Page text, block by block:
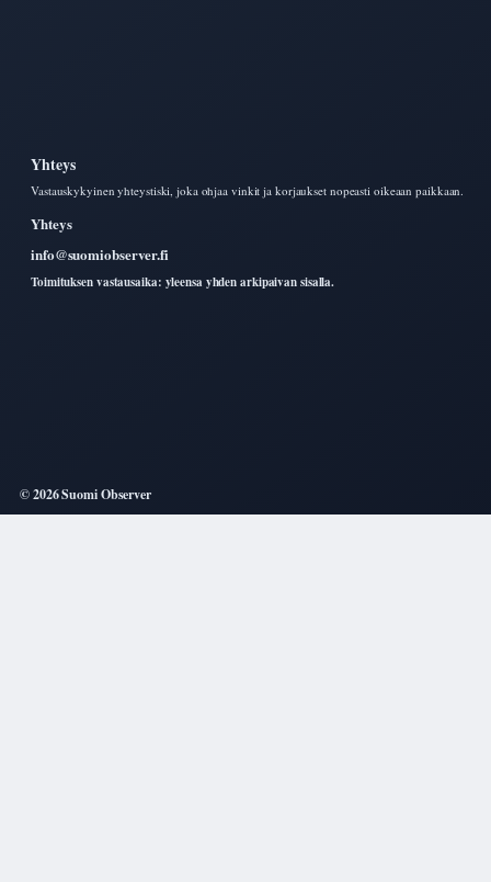
Yhteys
Vastauskykyinen yhteystiski, joka ohjaa vinkit ja korjaukset nopeasti oikeaan paikkaan.
Yhteys
info@suomiobserver.fi
Toimituksen vastausaika: yleensa yhden arkipaivan sisalla.
© 2026 Suomi Observer